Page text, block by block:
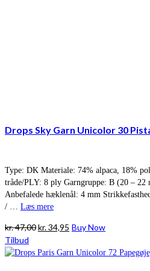
Drops Sky Garn Unicolor 30
Type: DK Materiale: 74% alpaca, 18%
tråde/PLY: 8 ply Garngruppe: B (20 – 22
Anbefalede hæklenål: 4 mm
/ … Læs mere
kr.47,00Den
pris
kr.34,95 Den
pris
Buy Now
Tilbud